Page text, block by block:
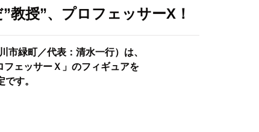
授”、プロフェッサーX！
市緑町／代表：清水一行）は、
ェッサーＸ」のフィギュアを
す。